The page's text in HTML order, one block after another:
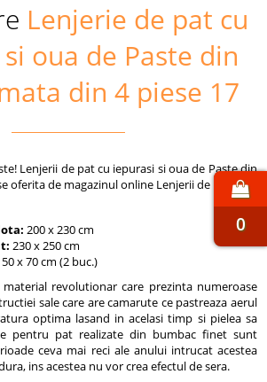
0
Lenjerie de pat cu
oua de Paste din
din 4 piese 17
Lenjerii de pat cu iepurasi si oua de Paste din
oferita de magazinul online Lenjerii de lux.
200 x 230 cm
230 x 250 cm
50 x 70 cm (2 buc.)
revolutionar care prezinta numeroase
sale care are camarute ce pastreaza aerul
optima lasand in acelasi timp si pielea sa
pentru pat realizate din bumbac finet sunt
ceva mai reci ale anului intrucat acestea
ins acestea nu vor crea efectul de sera.